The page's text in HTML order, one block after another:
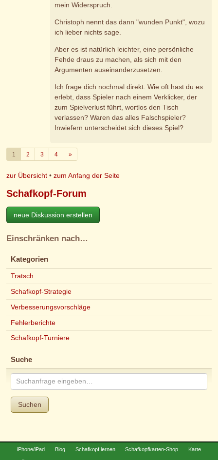
mein Widerspruch.
Christoph nennt das dann "wunden Punkt", wozu
ich lieber nichts sage.
Aber es ist natürlich leichter, eine persönliche
Fehde draus zu machen, als sich mit den
Argumenten auseinanderzusetzen.
Ich frage dich nochmal direkt: Wie oft hast du es
erlebt, dass Spieler nach einem Verklicker, der
zum Spielverlust führt, wortlos den Tisch
verlassen? Waren das alles Falschspieler?
Inwiefern unterscheidet sich dieses Spiel?
1 2 3 4 »Weiter
zur Übersicht •zum Anfang der Seite
Schafkopf-Forum
neue Diskussion erstellen
Einschränken nach…
Kategorien
Tratsch
Schafkopf-Strategie
Verbesserungsvorschläge
Fehlerberichte
Schafkopf-Turniere
Suche
Suchen
iPhone/iPad Blog Schafkopf lernen Schafkopfkarten-Shop Karte